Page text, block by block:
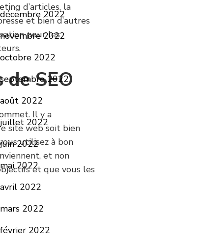
d’articles, la
et bien d’autres
pour les
SEO
Il y a
site web soit bien
utilisez à bon
et non
et que vous les
décembre 2022
novembre 2022
octobre 2022
septembre 2022
août 2022
juillet 2022
juin 2022
mai 2022
avril 2022
mars 2022
février 2022